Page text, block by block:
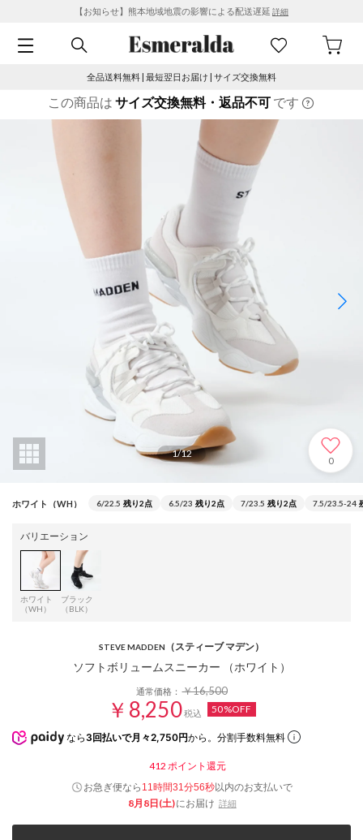
【お知らせ】熊本地域地震の影響による配送遅延 詳細
全品送料無料 | 最短翌日お届け | サイズ交換無料
この商品は サイズ交換無料・返品不可 です
1/12
0
ホワイト（WH） 6/22.5 残り2点 6.5/23 残り2点 7/23.5 残り2点 7.5/23.5-24
バリエーション
ホワイト
（WH）
ブラック
（BLK）
STEVE MADDEN （スティーブ マデン）
ソフトボリュームスニーカー （ホワイト）
通常価格：￥16,500
￥8,250税込 50%OFF
なら 3回払いで月々2,750円から。分割手数料無料
412 ポイント還元
お急ぎ便なら 11時間31分56秒以内のお支払いで
8月8日(土)にお届け 詳細